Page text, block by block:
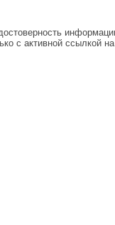
с активной ссылкой